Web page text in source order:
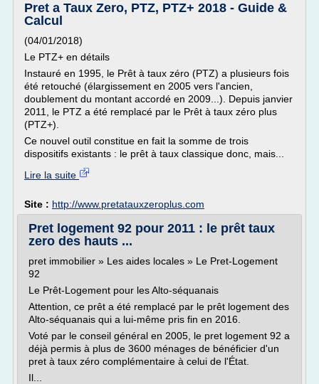
Pret a Taux Zero, PTZ, PTZ+ 2018 - Guide &
Calcul
(04/01/2018)
Le PTZ+ en détails
Instauré en 1995, le Prêt à taux zéro (PTZ) a plusieurs fois
été retouché (élargissement en 2005 vers l'ancien,
doublement du montant accordé en 2009...). Depuis janvier
2011, le PTZ a été remplacé par le Prêt à taux zéro plus
(PTZ+).
Ce nouvel outil constitue en fait la somme de trois
dispositifs existants : le prêt à taux classique donc, mais...
Lire la suite
Site : http://www.pretatauxzeroplus.com
Pret logement 92 pour 2011 : le prêt taux
zero des hauts ...
pret immobilier » Les aides locales » Le Pret-Logement
92
Le Prêt-Logement pour les Alto-séquanais
Attention, ce prêt a été remplacé par le prêt logement des
Alto-séquanais qui a lui-même pris fin en 2016.
Voté par le conseil général en 2005, le pret logement 92 a
déjà permis à plus de 3600 ménages de bénéficier d'un
pret à taux zéro complémentaire à celui de l'État.
Il...